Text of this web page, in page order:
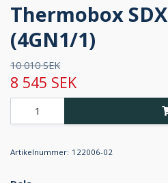
Thermobox
(4GN1/1)
10 010 SEK
8 545 SEK
Artikelnummer: 122006-02